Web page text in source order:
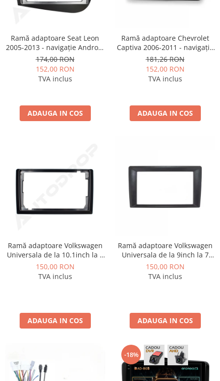
Ramă adaptoare Seat Leon
2005-2013 - navigație Android
9″, montaj dedicat
174,00 RON
152,00 RON
TVA inclus
ADAUGA IN COS
Ramă adaptoare Chevrolet
Captiva 2006-2011 - navigație
Android 9″, montaj dedicat
181,26 RON
152,00 RON
TVA inclus
ADAUGA IN COS
Ramă adaptoare Volkswagen
Universala de la 10.1inch la 9
inch - navigație Android 10.1″,
montaj dedicat
150,00 RON
TVA inclus
ADAUGA IN COS
Ramă adaptoare Volkswagen
Universala de la 9inch la 7
inch - navigație Android 9″,
montaj dedicat
150,00 RON
TVA inclus
ADAUGA IN COS
-18%